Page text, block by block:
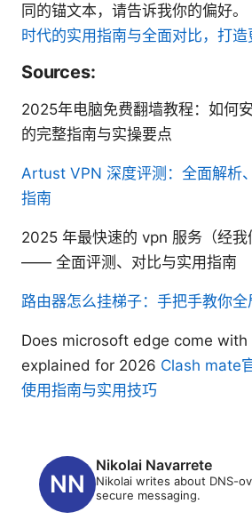
同的锚文本，请告诉我你的偏好。
时代的实用指南与全面对比，打
Sources:
2025年电脑免费翻墙教程：如何
的完整指南与实操要点
Artust VPN 深度评测：全面解析
指南
2025 年最快速的 vpn 服务（经我
—— 全面评测、对比与实用指南
路由器怎么挂梯子：手把手教你
Does microsoft edge come
explained for 2026 Clash mate
使用指南与实用技巧
Nikolai Navarrete
Nikolai writes about DNS-
secure messaging.